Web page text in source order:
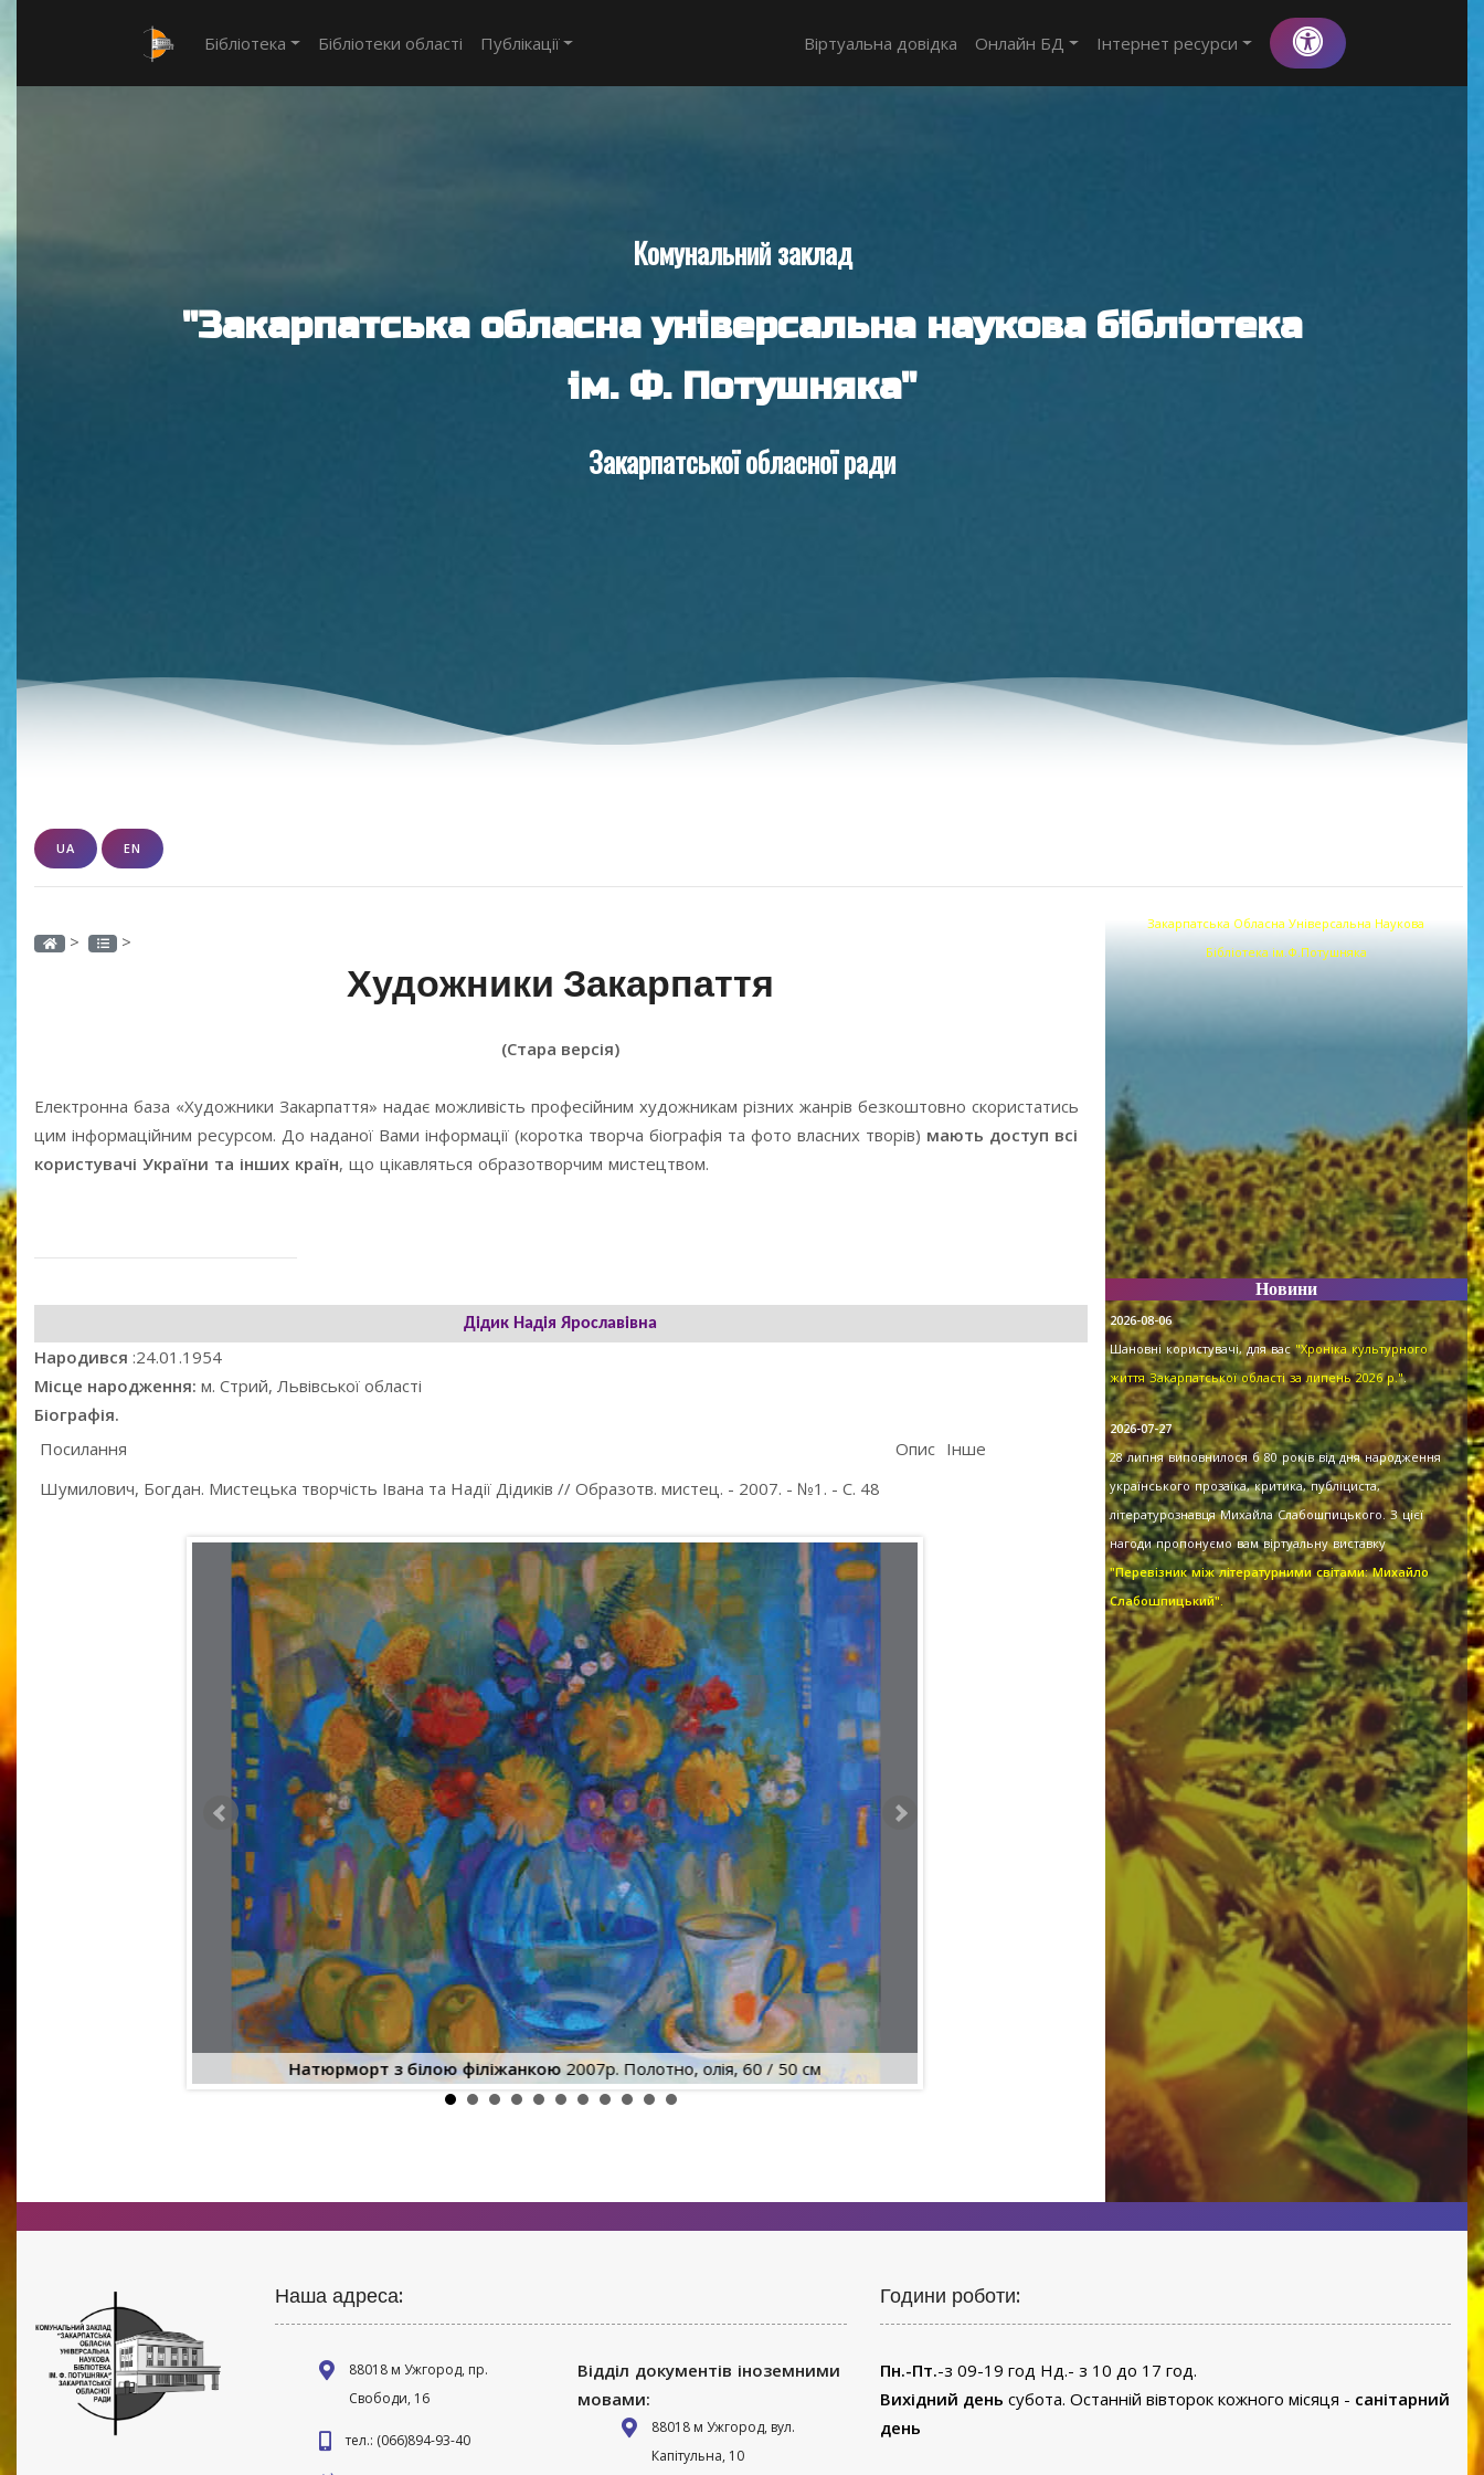
Бібліотека Бібліотеки області Публікації Віртуальна довідка Онлайн БД Інтернет ресурси
Комунальний заклад
"Закарпатська обласна універсальна наукова бібліотека
ім. Ф. Потушняка"
Закарпатської обласної ради
UA EN
> >
Художники Закарпаття
(Стара версія)
Електронна база «Художники Закарпаття» надає можливість професійним художникам різних жанрів безкоштовно скористатись
цим інформаційним ресурсом. До наданої Вами інформації (коротка творча біографія та фото власних творів) мають доступ всі
користувачі України та інших країн, що цікавляться образотворчим мистецтвом.
Дідик Надія Ярославівна
Народився :24.01.1954
Місце народження: м. Стрий, Львівської області
Біографія.
Посилання
Опис Інше
Шумилович, Богдан. Мистецька творчість Івана та Надії Дідиків // Образотв. мистец. - 2007. - №1. - С. 48
Натюрморт з білою філіжанкою 2007р. Полотно, олія, 60 / 50 см без назви
Закарпатська Обласна Універсальна Наукова
Бібліотека ім.Ф.Потушняка
Новини
2026-08-06
Шановні користувачі, для вас"Хроніка культурного
життя Закарпатської області за липень 2026 р.".
2026-07-27
28 липня виповнилося б 80 років від дня народження
українського прозаїка, критика, публіциста,
літературознавця Михайла Слабошпицького. З цієї
нагоди пропонуємо вам віртуальну виставку
"Перевізник між літературними світами: Михайло
Слабошпицький".
Наша адреса:
88018 м Ужгород, пр.
Свободи, 16
тел.: (066)894-93-40
Відділ документів іноземними
мовами:
88018 м Ужгород, вул.
Капітульна, 10
Години роботи:
Пн.-Пт.-з 09-19 год Нд.- з 10 до 17 год.
Вихідний день субота. Останній вівторок кожного місяця - санітарний
день